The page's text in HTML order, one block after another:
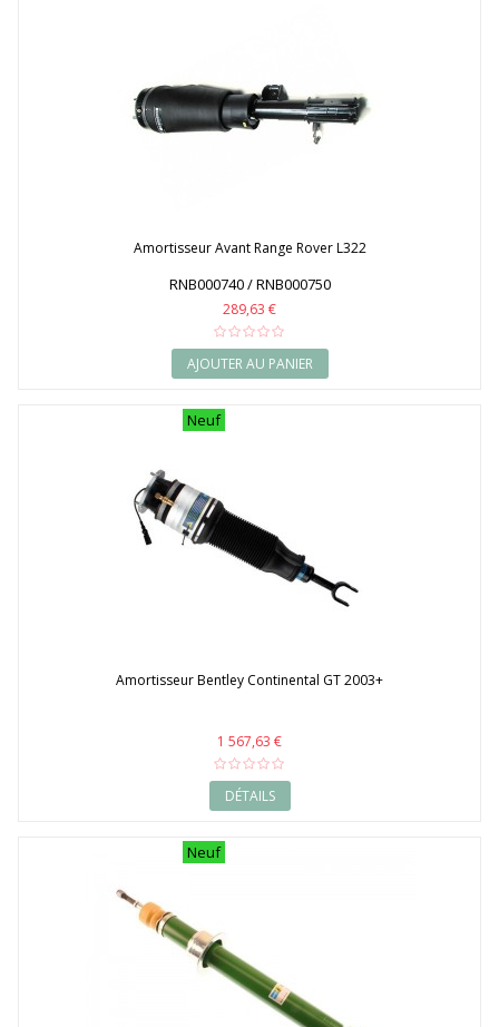
Amortisseur Avant Range Rover L322
RNB000740 / RNB000750
289,63 €
AJOUTER AU PANIER
Neuf
Amortisseur Bentley Continental GT 2003+
1 567,63 €
DÉTAILS
Neuf